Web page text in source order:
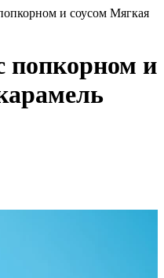
и соусом Мягкая
попкорном и